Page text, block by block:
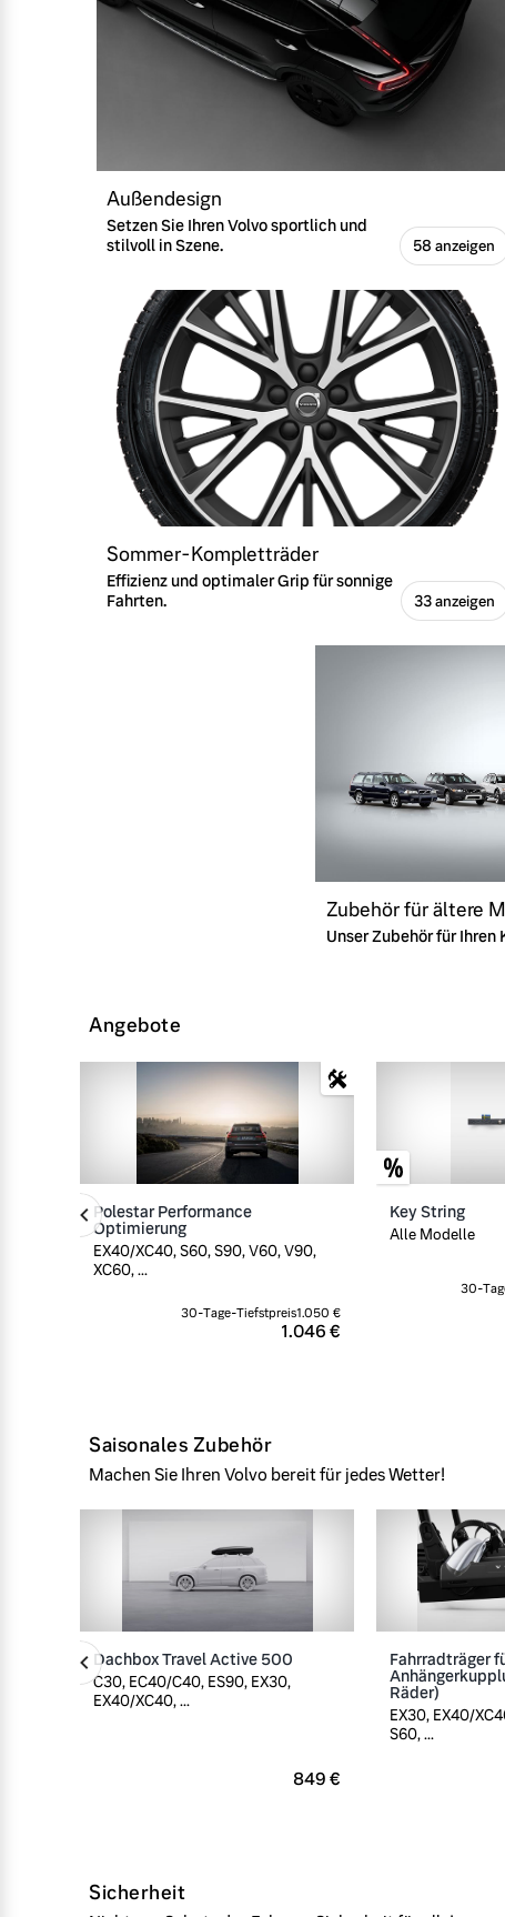
Außendesign
Setzen Sie Ihren Volvo sportlich und
stilvoll in Szene.
58 anzeigen
Sommer-Kompletträder
Effizienz und optimaler Grip für sonnige
Fahrten.
33 anzeigen
Zubehör für ältere
Unser Zubehör für Ihren
Angebote
Polestar Performance
Optimierung
EX40/XC40, S60, S90, V60, V90,
XC60, ...
1.046 €
30-Tage-Tiefstpreis1.050 €
Key String
Alle Modelle
30-
Saisonales Zubehör
Machen Sie Ihren Volvo bereit für jedes Wetter!
Dachbox Travel Active 500
C30, EC40/C40, ES90, EX30,
EX40/XC40, ...
849 €
Fahrradträger
Räder)
EX30, EX40/
S60, ...
Sicherheit